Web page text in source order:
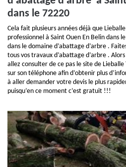
dans le 72220
Cela fait plusieurs années déjà que
professionnel à Saint Ouen En Belin dans
dans le domaine d’abattage d’arbre .
tous vos travaux d’abattage d’arbre .
allez consulter de ce pas le site de
sur son téléphone afin d’obtenir plus
à aller demander votre devis le plus
puisqu’en ce moment c’est gratuit !!!